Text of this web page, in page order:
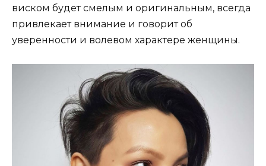
виском будет смелым и оригинальным, всегда
привлекает внимание и говорит об
уверенности и волевом характере женщины.